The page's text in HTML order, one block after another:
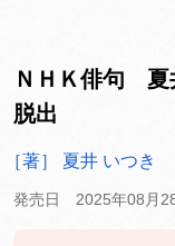
ＮＨＫ俳句 夏
脱出
［著］ 夏井 いつき
発売日 2025年08月